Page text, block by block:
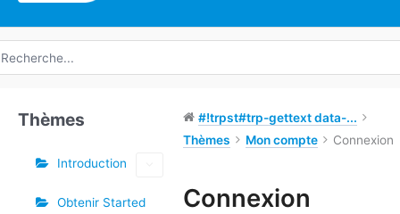
Thèmes
Introduction
Obtenir Started
#!trpst#trp-gettext data-...
Thèmes
Mon compte Connexion
Connexion
Étiquettes